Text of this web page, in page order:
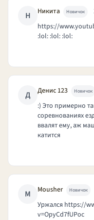
Н Никита Новичок
https://
:lol: :lol: :lol:
Д Денис 123 Новичок
:) Это примерно
соревнованиях
ввалят ему, аж
катится
M Mousher Новичок
Уржался https://
v=OpyCd7fUPoc